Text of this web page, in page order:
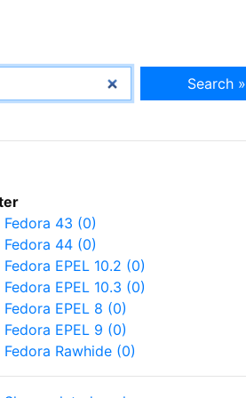
Search »
Fedora 43 (0)
Fedora 44 (0)
Fedora EPEL 10.2 (0)
Fedora EPEL 10.3 (0)
Fedora EPEL 8 (0)
Fedora EPEL 9 (0)
Fedora Rawhide (0)